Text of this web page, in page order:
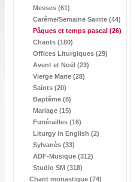
Messes (61)
Carême/Semaine Sainte (44)
Pâques et temps pascal (26)
Chants (180)
Offices Liturgiques (29)
Avent et Noël (23)
Vierge Marie (28)
Saints (20)
Baptême (8)
Mariage (15)
Funérailles (16)
Liturgy in English (2)
Sylvanès (33)
ADF-Musique (312)
Studio SM (318)
Chant monastique (74)